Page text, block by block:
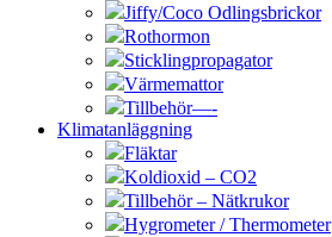
Jiffy/Coco Odlingsbrickor
Rothormon
Sticklingpropagator
Värmemattor
Tillbehör—-
Klimatanläggning
Fläktar
Koldioxid – CO2
Tillbehör – Nätkrukor
Hygrometer / Thermometer